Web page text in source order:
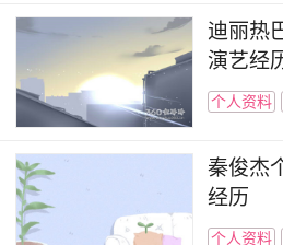
奖，而这也是她拿下的首个
奖项；在这一年，杨幂在福
名跃居到了第三位。
尚剧《谈判官》在湖南卫视
饰演的女主角童薇是CAEA高
迪丽热
演艺经
个人资料
秦俊杰
经历
个人资料